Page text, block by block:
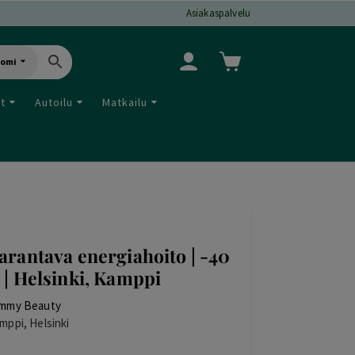
Asiakaspalvelu
Autoilu Matkailu
energiahoito | -40
| Helsinki, Kamppi
Beauty
Helsinki